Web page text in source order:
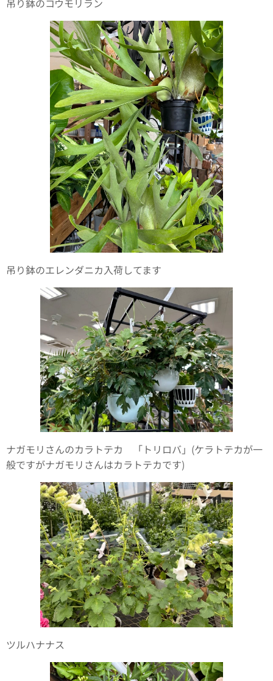
吊り鉢のコウモリラン
吊り鉢のエレンダニカ入荷してます
ナガモリさんのカラトテカ 「トリロバ」(ケラトテカが一
般ですがナガモリさんはカラトテカです)
ツルハナナス